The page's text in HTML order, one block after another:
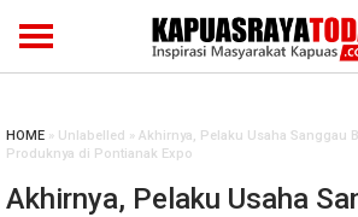
HOME » Unlabelled » Akhirnya, Pelaku Usaha Sanggau
Produknya di Pontianak Expo
Akhirnya, Pelaku Usaha